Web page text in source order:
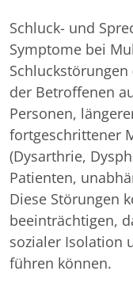
Schluck- und
Symptome bei
Schluckstörungen
der Betroffenen
Personen,
fortgeschrittener
(Dysarthrie,
Patienten,
Diese Störungen
beeinträchtigen,
sozialer Isolation
führen können.